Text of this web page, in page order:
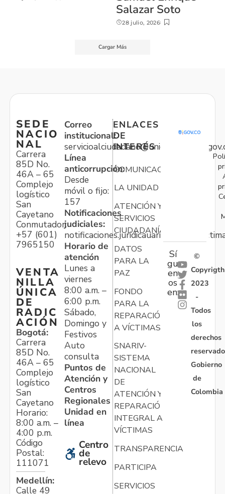
Salazar Soto
28 julio, 2026
Cargar Más
SEDE
NACIO
NAL
Carrera
85D No.
46A – 65
Complejo
logístico
San
Cayetano
Conmutador:
+57 (601)
7965150
VENTA
NILLA
ÚNICA
DE
RADIC
ACIÓN
Bogotá:
Carrera
85D No.
46A – 65
Complejo
logístico
San
Cayetano
Horario:
8:00 a.m. –
4:00 p.m.
Código
Postal:
111071
Medellín:
Calle 49
Correo
institucional:
Línea
anticorrupción:
Desde
móvil o fijo:
157
Notificaciones
judiciales:
Horario de
atención
Lunes a
viernes
8:00 a.m. –
6:00 p.m.
Sábado,
Domingo y
Festivos
Auto
consulta
Puntos de
Atención y
Centros
Regionales
Unidad en
línea
Centro
de
relevo
ENLACES
DE
INTERÉS
COMUNICACIONES
LA UNIDAD
ATENCIÓN Y
SERVICIOS
CIUDADANÍA
DATOS
PARA LA
PAZ
FONDO
PARA LA
REPARACIÓN
A VÍCTIMAS
SNARIV-
SISTEMA
NACIONAL
DE
ATENCIÓN Y
REPARACIÓN
INTEGRAL A
VÍCTIMAS
TRANSPARENCIA
PARTICIPA
SERVICIOS
Sí
gu
en
os
en:
©
Copyrigth
2023
-
Todos
los
derechos
Gobierno
de
Colombia